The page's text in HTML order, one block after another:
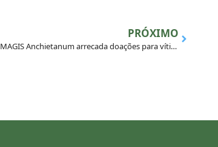
PRÓXIMO
Centro MAGIS Anchietanum arrecada doações para vítimas de desabamento em São Paulo (SP)